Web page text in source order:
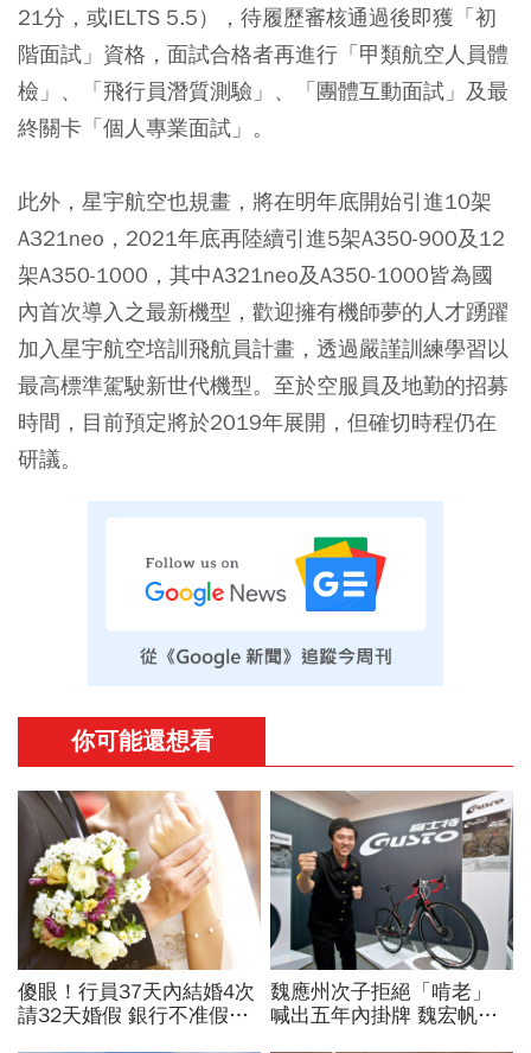
21分，或IELTS 5.5），待履歷審核通過後即獲「初
階面試」資格，面試合格者再進行「甲類航空人員體
檢」、「飛行員潛質測驗」、「團體互動面試」及最
終關卡「個人專業面試」。
此外，星宇航空也規畫，將在明年底開始引進10架
A321neo，2021年底再陸續引進5架A350-900及12
架A350-1000，其中A321neo及A350-1000皆為國
內首次導入之最新機型，歡迎擁有機師夢的人才踴躍
加入星宇航空培訓飛航員計畫 ，透過嚴謹訓練學習以
最高標準駕駛新世代機型。至於空服員及地勤的招募
時間，目前預定將於2019年展開，但確切時程仍在
研議。